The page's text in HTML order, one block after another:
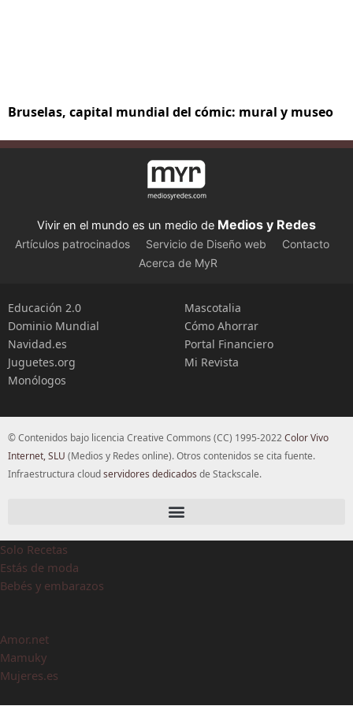
Bruselas, capital mundial del cómic: mural y museo
Vivir en el mundo es un medio de Medios y Redes
Artículos patrocinados Servicio de Diseño web
Contacto
Acerca de MyR
Educación 2.0
Dominio Mundial
Navidad.es
Juguetes.org
Monólogos
Mascotalia
Cómo Ahorrar
Portal Financiero
Mi Revista
© Contenidos bajo licencia Creative Commons (CC) 1995-2022Color Vivo
Internet, SLU (Medios y Redes online). Otros contenidos se cita fuente.
Infraestructura cloudservidores dedicados de Stackscale.
Solo Recetas
Estás de moda
Bebés y embarazos
Amor.net
Mamuky
Mujeres.es